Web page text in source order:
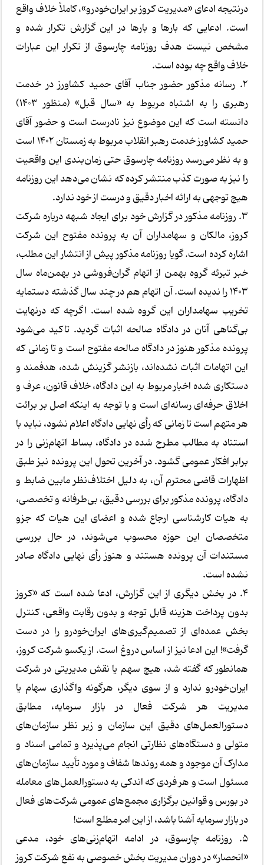
درنتیجه ادعای «مدیریت کروز بر ایران‌خودرو»، کاملاً خلاف واقع
است. ادعایی که بارها و بارها در این گزارش تکرار شده و
مشخص نیست هدف روزنامه چارسوق از تکرار این عبارات
خلاف واقع چه بوده است.
2. رسانه مذکور حضور جناب آقای حمید کشاورز در خدمت
رهبری را به اشتباه مربوط به «سال قبل» (منظور 1403)
دانسته است که این موضوع نیز نادرست است و حضور آقای
حمید کشاورز خدمت رهبر انقلاب مربوط به زمستان 1402 است
و به نظر می‌رسد روزنامه چارسوق حتی زمان‌بندی این واقعیت
را نیز به صورت کذب منتشر کرده که نشان می‌دهد این روزنامه
هیچ توجهی به ارائه اخبار دقیق و درست از خود ندارد.
3. روزنامه مذکور در گزارش خود برای ایجاد شبهه درباره شرکت
کروز، مالکان و سهامداران آن به پرونده مفتوح این شرکت
اشاره کرده است. گویا روزنامه مذکور پیش از انتشار این مطلب،
خبر تبرئه گروه بهمن از اتهام گران‌فروشی در بهمن‌ماه سال
1403 را ندیده است. آن اتهام هم در چند سال گذشته دستمایه
تخریب سهامداران این گروه شده است. اگرچه که درنهایت
بی‌گناهی آنان در دادگاه صالحه اثبات گردید. تاکید می‌شود
پرونده مذکور هنوز در دادگاه صالحه مفتوح است و تا زمانی که
این اتهامات اثبات نشده‌اند، بازنشر گزینش شده، هدفمند و
دستکاری شده اخبار مربوط به این دادگاه، خلاف قانون، عرف و
اخلاق حرفه‌ای رسانه‌ای است و با توجه به اینکه اصل بر برائت
هر متهم است تا زمانی که رأی نهایی دادگاه اعلام نشود، نباید با
استناد به مطالب مطرح شده در دادگاه، بساط اتهام‌زنی را در
برابر افکار عمومی گشود. در آخرین تحول این پرونده نیز طبق
اظهارات قاضی محترم آن، به دلیل اختلاف‌نظر مابین ضابط و
دادگاه، پرونده مذکور برای بررسی دقیق، بی‌طرفانه و تخصصی،
به هیات کارشناسی ارجاع شده و اعضای این هیات که جزو
متخصصان این حوزه محسوب می‌شوند، در حال بررسی
مستندات آن پرونده هستند و هنوز رأی نهایی دادگاه صادر
نشده است.
4. در بخش دیگری از این گزارش، ادعا شده است که «کروز
بدون پرداخت هزینه قابل توجه و بدون رقابت واقعی، کنترل
بخش عمده‌ای از تصمیم‌گیری‌های ایران‌خودرو را در دست
گرفت»! این ادعا نیز از اساس دروغ است. از یکسو شرکت کروز،
همانطور که گفته شد، هیچ سهم یا نقش مدیریتی در شرکت
ایران‌خودرو ندارد و از سوی دیگر، هرگونه واگذاری سهام یا
مدیریت هر شرکت فعال در بازار سرمایه، مطابق
دستورالعمل‌های دقیق این سازمان و زیر نظر سازمان‌های
متولی و دستگاه‌های نظارتی انجام می‌پذیرد و تمامی اسناد و
مدارک آن موجود و همه روندها شفاف و مورد تأیید سازمان‌های
مسئول است و هر فردی که اندکی به دستورالعمل‌های معامله
در بورس و قوانین برگزاری مجمع‌های عمومی شرکت‌های فعال
در بازار سرمایه آشنا باشد، از این امر مطلع است!
5. روزنامه چارسوق، در ادامه اتهام‌زنی‌های خود، مدعی
«انحصار» در دوران مدیریت بخش خصوصی به نفع شرکت کروز